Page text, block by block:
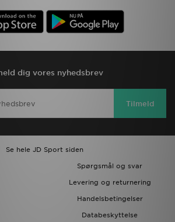
dig vores nyhedsbrev
Tilmeld
Se hele JD Sport siden
Spørgsmål og svar
Levering og returnering
Handelsbetingelser
Databeskyttelse